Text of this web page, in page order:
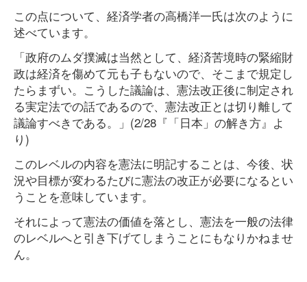
この点について、経済学者の高橋洋一氏は次のように
述べています。
「政府のムダ撲滅は当然として、経済苦境時の緊縮財
政は経済を傷めて元も子もないので、そこまで規定し
たらまずい。こうした議論は、憲法改正後に制定され
る実定法での話であるので、憲法改正とは切り離して
議論すべきである。」(2/28『「日本」の解き方』よ
り)
このレベルの内容を憲法に明記することは、今後、状
況や目標が変わるたびに憲法の改正が必要になるとい
うことを意味しています。
それによって憲法の価値を落とし、憲法を一般の法律
のレベルへと引き下げてしまうことにもなりかねませ
ん。